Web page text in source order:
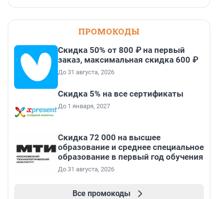
ПРОМОКОДЫ
Скидка 50% от 800 ₽ на первый
заказ, максимальная скидка 600 ₽
До 31 августа, 2026
Скидка 5% на все сертификаты
До 1 января, 2027
Скидка 72 000 на высшее
образование и среднее специальное
образование в первый год обучения
До 31 августа, 2026
Все промокоды